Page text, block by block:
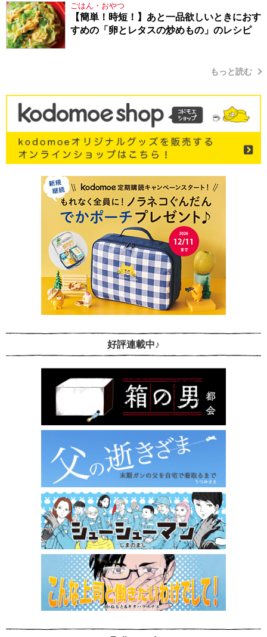
ごはん・おやつ
【簡単！時短！】あと一品欲しいときにおす
すめの「卵とレタスの炒めもの」のレシピ
もっと読む
好評連載中♪